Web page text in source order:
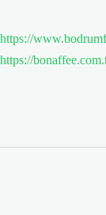
https://
https://